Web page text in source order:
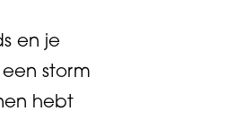
en je
storm
hebt